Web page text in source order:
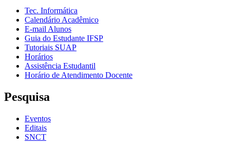
Tec. Informática
Calendário Acadêmico
E-mail Alunos
Guia do Estudante IFSP
Tutoriais SUAP
Horários
Assistência Estudantil
Horário de Atendimento Docente
Pesquisa
Eventos
Editais
SNCT